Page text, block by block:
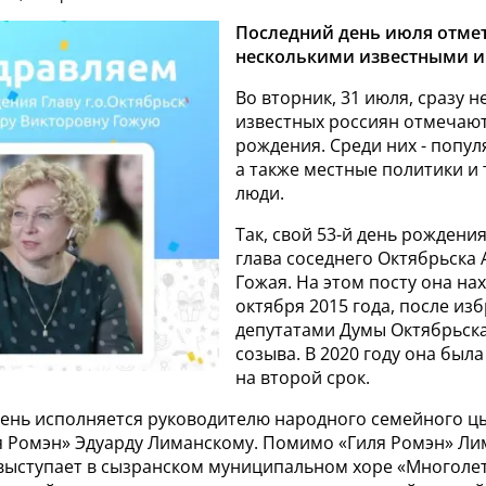
Последний день июля
несколькими известными
Во вторник, 31 июля, сразу
известных россиян
рождения. Среди них -
а также местные политики и
люди.
Так, свой 53-й день
глава соседнего Октябрьска
Гожая. На этом посту она
октября 2015 года, после
депутатами Думы
созыва. В 2020 году она
на второй срок.
исполняется руководителю народного семейного
Ромэн» Эдуарду Лиманскому. Помимо «Гиля Ромэн»
в сызранском муниципальном хоре